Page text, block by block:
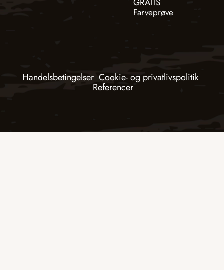
GRATIS
Farveprøve
Handelsbetingelser Cookie- og privatlivspolitik
Referencer